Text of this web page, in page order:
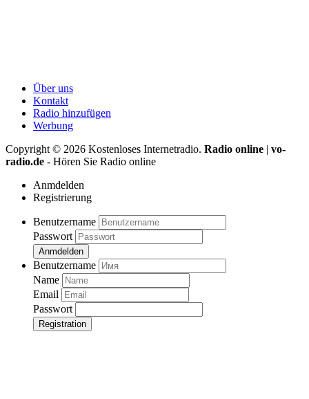
Über uns
Kontakt
Radio hinzufügen
Werbung
Copyright © 2026 Kostenloses Internetradio. Radio online | vo-
radio.de - Hören Sie Radio online
Anmdelden
Registrierung
Benutzername
Passwort
Anmdelden
Benutzername
Name
Email
Passwort
Registration